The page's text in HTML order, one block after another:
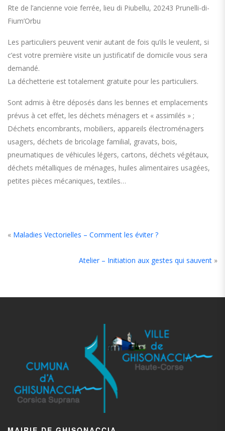
Rte de l’ancienne voie ferrée, lieu di Piubellu, 20243 Prunelli-di-
Fium’Orbu
Les particuliers peuvent venir autant de fois qu’ils le veulent, si
c’est votre première visite un justificatif de domicile vous sera
demandé.
La déchetterie est totalement gratuite pour les particuliers.
Sont admis à être déposés dans les bennes et emplacements
prévus à cet effet, les déchets ménagers et « assimilés » ;
Déchets encombrants, mobiliers, appareils électroménagers
usagers, déchets de bricolage familial, gravats, bois,
pneumatiques de véhicules légers, cartons, déchets végétaux,
déchets métalliques de ménages, huiles alimentaires usagées,
petites pièces mécaniques, textiles…
« Maladies Vectorielles – Comment les éviter ?
Atelier – Initiation aux gestes qui sauvent »